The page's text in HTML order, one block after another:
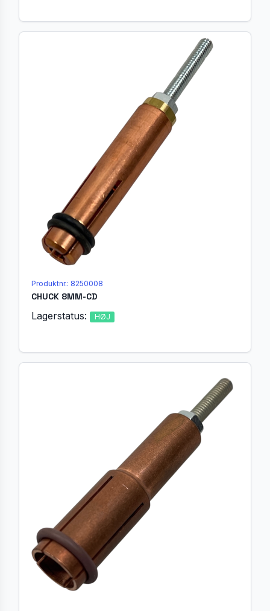
Produktnr.: 8250008
CHUCK 8MM-CD
Lagerstatus: HØJ